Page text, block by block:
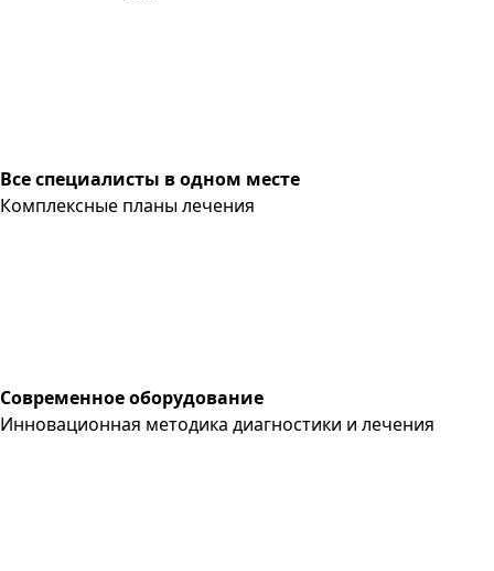
Все специалисты в одном месте
Комплексные планы лечения
Современное оборудование
Инновационная методика диагностики и лечения